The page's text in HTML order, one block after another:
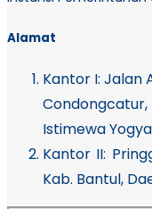
Alamat
Kantor I: Jalan
Condongcatur,
Istimewa
Kantor II:
Kab. Bantul,